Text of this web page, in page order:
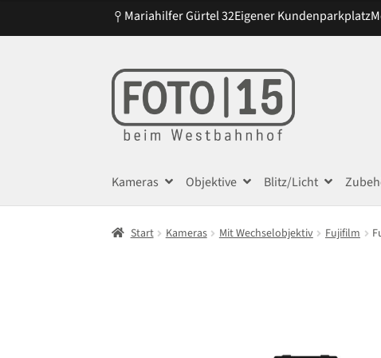
Mariahilfer Gürtel 32Eigener Kundenparkplatz
Zur
Navigation
springen
Zum
Inhalt
springen
Kameras Objektive Blitz/Licht
Start Kameras Mit Wechselobjektiv Fujifilm